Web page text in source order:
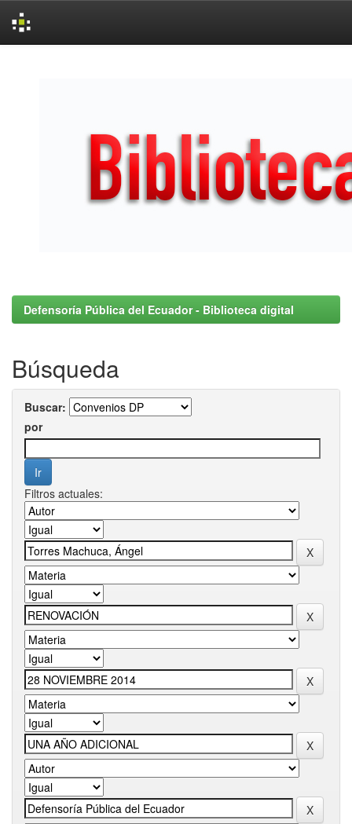
Defensoría Pública del Ecuador - Biblioteca digital
Búsqueda
Buscar:
por
Filtros actuales: